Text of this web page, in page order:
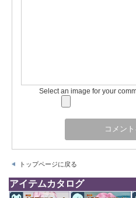
Select an image for your
トップページに戻る
アイテムカタログ